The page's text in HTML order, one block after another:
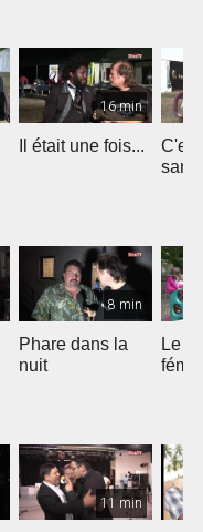
16 min
Il était une fois...
8 min
Phare dans la
nuit
Le
11 min